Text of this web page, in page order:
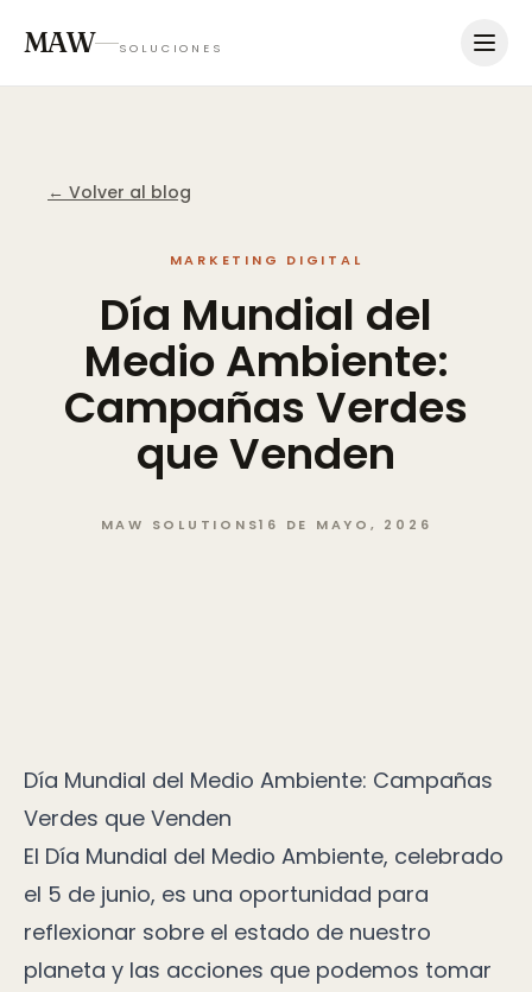
MAW SOLUCIONES
← Volver al blog
MARKETING DIGITAL
Día Mundial del
Medio Ambiente:
Campañas Verdes
queVenden
MAW SOLUTIONS16 DE MAYO, 2026
Día Mundial del Medio Ambiente: Campañas
Verdes que Venden
El Día Mundial del Medio Ambiente, celebrado
el 5 de junio, es una oportunidad para
reflexionar sobre el estado de nuestro
planeta y las acciones que podemos tomar